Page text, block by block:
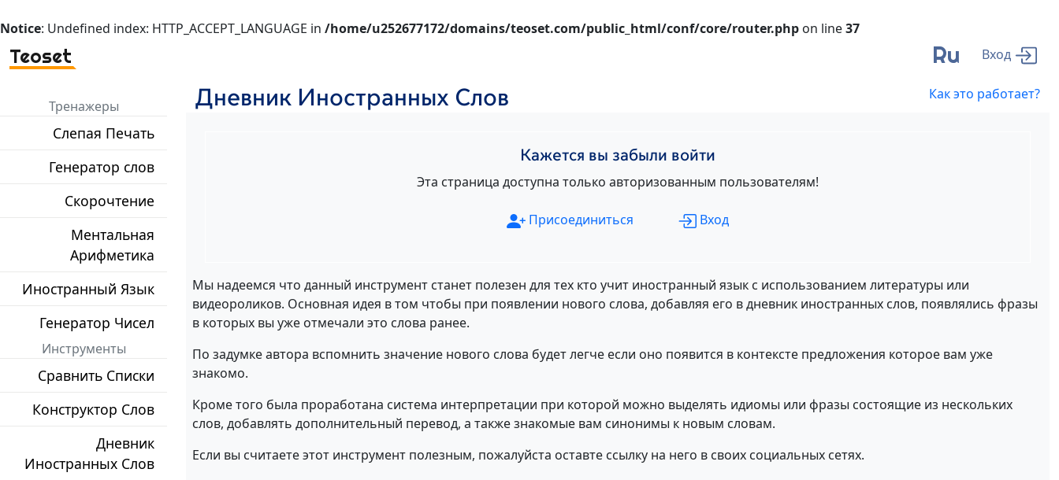
Notice: Undefined index: HTTP_ACCEPT_LANGUAGE in /home/u252677172/domains/teoset.com/public_html/conf/core/router.php on line37
Teoset Ru Вход
Тренажеры
Слепая Печать
Генератор слов
Скорочтение
Ментальная
Арифметика
Иностранный Язык
Генератор Чисел
Инструменты
Сравнить Списки
Конструктор Слов
Дневник
Иностранных Слов
Дневник Иностранных Слов Как это работает?
Кажется вы забыли войти
Эта страница доступна только авторизованным пользователям!
Присоединиться Вход
Мы надеемся что данный инструмент станет полезен для тех кто учит иностранный язык с использованием литературы или
видеороликов. Основная идея в том чтобы при появлении нового слова, добавляя его в дневник иностранных слов, появлялись фразы
в которых вы уже отмечали это слова ранее.
По задумке автора вспомнить значение нового слова будет легче если оно появится в контексте предложения которое вам уже
знакомо.
Кроме того была проработана система интерпретации при которой можно выделять идиомы или фразы состоящие из нескольких
слов, добавлять дополнительный перевод, а также знакомые вам синонимы к новым словам.
Если вы считаете этот инструмент полезным, пожалуйста оставте ссылку на него в своих социальных сетях.